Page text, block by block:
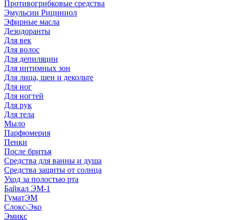
Противогрибковые средства
Эмульсии Рициниол
Эфирные масла
Дезодоранты
Для век
Для волос
Для депиляции
Для интимных зон
Для лица, шеи и декольте
Для ног
Для ногтей
Для рук
Для тела
Мыло
Парфюмерия
Пенки
После бритья
Средства для ванны и душа
Средства защиты от солнца
Уход за полостью рта
Байкал ЭМ-1
ГуматЭМ
Слокс-Эко
Эмикс